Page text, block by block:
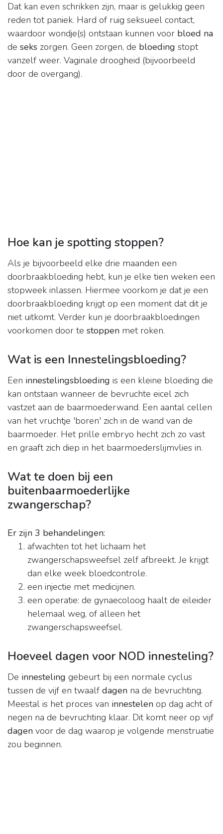
Dat kan even schrikken zijn, maar is gelukkig geen
reden tot paniek. Hard of ruig seksueel contact,
waardoor wondje(s) ontstaan kunnen voor bloed na
de seks zorgen. Geen zorgen, de bloeding stopt
vanzelf weer. Vaginale droogheid (bijvoorbeeld
door de overgang).
Hoe kan je spotting stoppen?
Als je bijvoorbeeld elke drie maanden een
doorbraakbloeding hebt, kun je elke tien weken een
stopweek inlassen. Hiermee voorkom je dat je een
doorbraakbloeding krijgt op een moment dat dit je
niet uitkomt. Verder kun je doorbraakbloedingen
voorkomen door te stoppen met roken.
Wat is een Innestelingsbloeding?
Een innestelingsbloeding is een kleine bloeding die
kan ontstaan wanneer de bevruchte eicel zich
vastzet aan de baarmoederwand. Een aantal cellen
van het vruchtje 'boren' zich in de wand van de
baarmoeder. Het prille embryo hecht zich zo vast
en graaft zich diep in het baarmoederslijmvlies in.
Wat te doen bij een
buitenbaarmoederlijke
zwangerschap?
Er zijn 3 behandelingen:
afwachten tot het lichaam het
zwangerschapsweefsel zelf afbreekt. Je krijgt
dan elke week bloedcontrole.
een injectie met medicijnen.
een operatie: de gynaecoloog haalt de eileider
helemaal weg, of alleen het
zwangerschapsweefsel.
Hoeveel dagen voor NOD innesteling?
De innesteling gebeurt bij een normale cyclus
tussen de vijf en twaalf dagen na de bevruchting.
Meestal is het proces van innestelen op dag acht of
negen na de bevruchting klaar. Dit komt neer op vijf
dagen voor de dag waarop je volgende menstruatie
zou beginnen.